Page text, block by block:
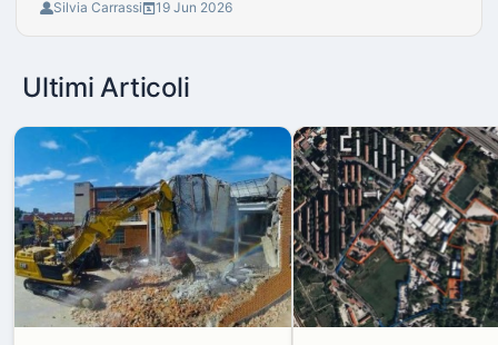
Silvia Carrassi 19 Jun 2026
Ultimi Articoli